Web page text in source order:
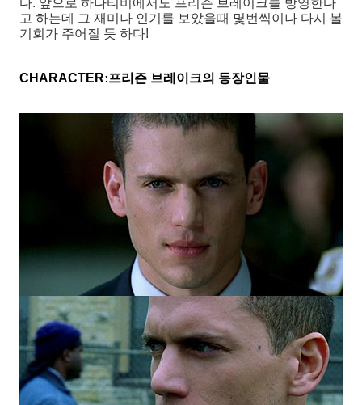
고 하는데 그 재미나 인기를 보았을때 몇번씩이나 다시 볼
기회가 주어질 듯 하다!
CHARACTERː프리즌 브레이크의 등장인물